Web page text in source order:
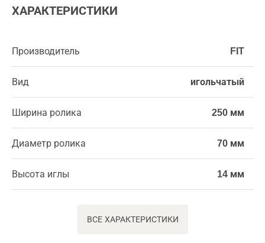
ХАРАКТЕРИСТИКИ
Производитель FIT
Вид игольчатый
Ширина ролика 250 мм
Диаметр ролика 70 мм
Высота иглы 14 мм
ВСЕ ХАРАКТЕРИСТИКИ